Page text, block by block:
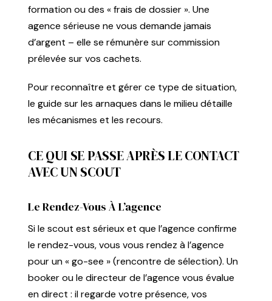
formation ou des « frais de dossier ». Une
agence sérieuse ne vous demande jamais
d’argent – elle se rémunère sur commission
prélevée sur vos cachets.
Pour reconnaître et gérer ce type de situation,
le guide sur les arnaques dans le milieudétaille
les mécanismes et les recours.
CE QUI SE PASSE APRÈS LE CONTACT
AVEC UN SCOUT
Le Rendez-Vous À L’agence
Si le scout est sérieux et que l’agence confirme
le rendez-vous, vous vous rendez à l’agence
pour un « go-see » (rencontre de sélection). Un
booker ou le directeur de l’agence vous évalue
en direct : il regarde votre présence, vos